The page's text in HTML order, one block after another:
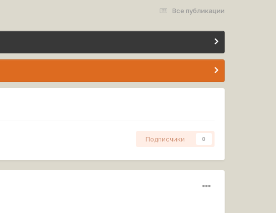
Все публикации
Подписчики 0